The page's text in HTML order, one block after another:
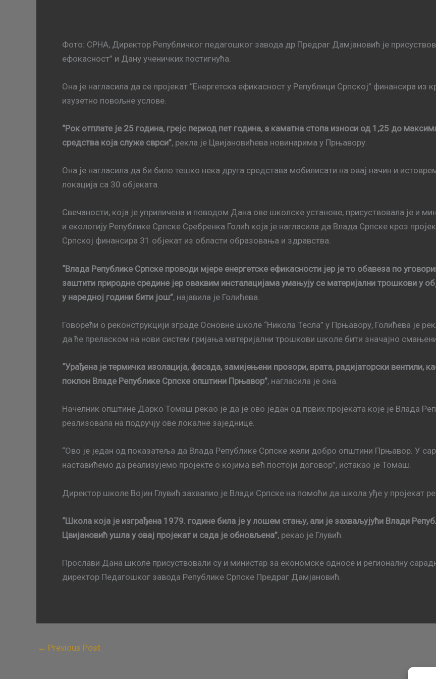
Фото: СРНА, Директор Републичког педагошког завода др Предраг Дамјановић је
ефокасност” и Дану ученичких постигнућа.
Она је нагласила да се пројекат “Енергетска ефикасност у Републици Српској” финансира из
изузетно повољне услове.
“Рок отплате је 25 година, грејс период пет година, а каматна стопа износи од 1,25 до
средства која служе сврси”, рекла је Цвијановићева новинарима у Прњавору.
Она је нагласила да би било тешко нека друга средстава мобилисати на овај начин и
локација са 30 објеката.
Свечаности, која је уприличена и поводом Дана ове школске установе, присуствовала је и
и екологију Републике Српске Сребренка Голић која је нагласила да Влада Српске кроз
Српској финансира 31 објекат из области образовања и здравства.
“Влада Републике Српске проводи мјере енергетске ефикасности јер је то обавеза по
заштити природне средине јер оваквим инсталацијама умањују се материјални трошкови у
у наредној години бити још”, најавила је Голићева.
Говорећи о реконструкцији зграде Основне школе “Никола Тесла” у Прњавору, Голићева је
да ће преласком на нови систем гријања материјални трошкови школе бити значајно
“Урађена је термичка изолација, фасада, замијењени прозори, врата, радијаторски вентили,
поклон Владе Републике Српске општини Прњавор”, нагласила је она.
Начелник општине Дарко Томаш рекао је да је ово један од првих пројеката које је Влада
реализовала на подручју ове локалне заједнице.
“Ово је један од показатеља да Влада Републике Српске жели добро општини Прњавор. У
наставићемо да реализујемо пројекте о којима већ постоји договор”, истакао је Томаш.
Директор школе Војин Глувић захвалио је Влади Српске на помоћи да школа уђе у пројекат
“Школа која је изграђена 1979. године била је у лошем стању, али је захваљујући Влади
Цвијановић ушла у овај пројекат и сада је обновљена”, рекао је Глувић.
Прослави Дана школе присуствовали су и министар за економске односе и регионалну
директор Педагошког завода Републике Српске Предраг Дамјановић.
← Previous Post